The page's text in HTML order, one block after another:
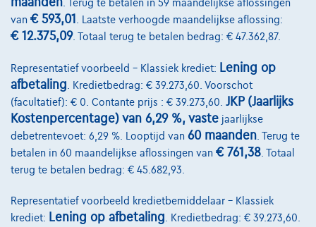
. Terug te betalen in 59 maandelijkse aflossingen
van € 593,01 . Laatste verhoogde maandelijkse aflossing:
€ 12.375,09. Totaal terug te betalen bedrag: € 47.362,87.
Representatief voorbeeld – Klassiek krediet: Lening op
afbetaling . Kredietbedrag: € 39.273,60. Voorschot
(facultatief): € 0. Contante prijs : € 39.273,60. JKP (Jaarlijks
Kostenpercentage) van 6,29 %, vaste jaarlijkse
debetrentevoet: 6,29 %. Looptijd van 60 maanden . Terug te
betalen in 60 maandelijkse aflossingen van € 761,38 . Totaal
terug te betalen bedrag: € 45.682,93.
Representatief voorbeeld kredietbemiddelaar – Klassiek
krediet: Lening op afbetaling. Kredietbedrag: € 39.273,60.
Diensten & Oplossingen
Pechverhelping verzekering
Financiering
Autoverzekering
Lease en persoonlijke lease
Over Ons